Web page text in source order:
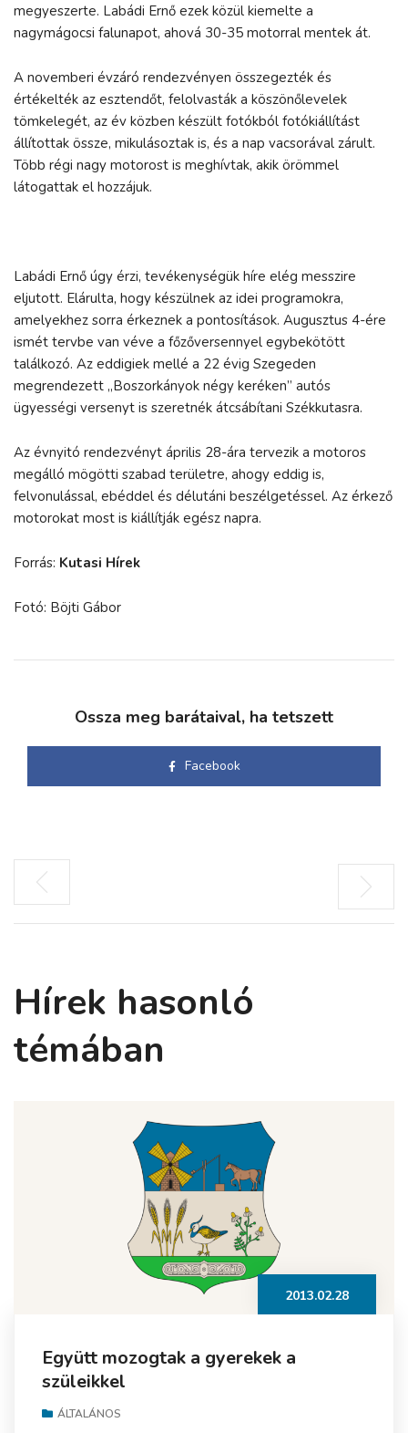
megyeszerte. Labádi Ernő ezek közül kiemelte a
nagymágocsi falunapot, ahová 30-35 motorral mentek át.
A novemberi évzáró rendezvényen összegezték és
értékelték az esztendőt, felolvasták a köszönőlevelek
tömkelegét, az év közben készült fotókból fotókiállítást
állítottak össze, mikulásoztak is, és a nap vacsorával zárult.
Több régi nagy motorost is meghívtak, akik örömmel
látogattak el hozzájuk.
Labádi Ernő úgy érzi, tevékenységük híre elég messzire
eljutott. Elárulta, hogy készülnek az idei programokra,
amelyekhez sorra érkeznek a pontosítások. Augusztus 4-ére
ismét tervbe van véve a főzőversennyel egybekötött
találkozó. Az eddigiek mellé a 22 évig Szegeden
megrendezett „Boszorkányok négy keréken” autós
ügyességi versenyt is szeretnék átcsábítani Székkutasra.
Az évnyitó rendezvényt április 28-ára tervezik a motoros
megálló mögötti szabad területre, ahogy eddig is,
felvonulással, ebéddel és délutáni beszélgetéssel. Az érkező
motorokat most is kiállítják egész napra.
Forrás: Kutasi Hírek
Fotó: Böjti Gábor
Ossza meg barátaival, ha tetszett
Facebook
Hírek hasonló
témában
2013.02.28
Együtt mozogtak a gyerekek a
szüleikkel
ÁLTALÁNOS